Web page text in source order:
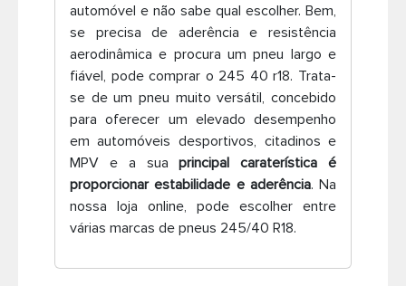
Pneus de Van
Pneus de caminhão
Contatoautomóvel e não sabe qual escolher. Bem,
se precisa de aderência e resistência
aerodinâmica e procura um pneu largo e
fiável, pode comprar o 245 40 r18. Trata-
se de um pneu muito versátil, concebido
para oferecer um elevado desempenho
em automóveis desportivos, citadinos e
MPV e a sua principal caraterística é
proporcionar estabilidade e aderência. Na
nossa loja online, pode escolher entre
várias marcas de pneus 245/40 R18.